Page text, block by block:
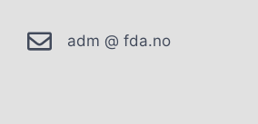
adm @ fda.no